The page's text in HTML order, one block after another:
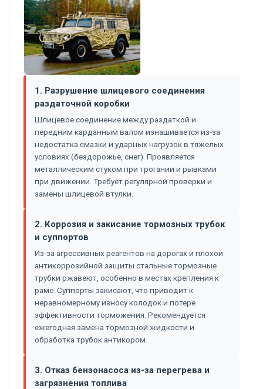
1. Разрушение шлицевого соединения
раздаточной коробки
Шлицевое соединение между раздаткой и
передним карданным валом изнашивается из-за
недостатка смазки и ударных нагрузок в тяжелых
условиях (бездорожье, снег). Проявляется
металлическим стуком при трогании и рывками
при движении. Требует регулярной проверки и
замены шлицевой втулки.
2. Коррозия и закисание тормозных трубок
и суппортов
Из-за агрессивных реагентов на дорогах и плохой
антикоррозийной защиты стальные тормозные
трубки ржавеют, особенно в местах крепления к
раме. Суппорты закисают, что приводит к
неравномерному износу колодок и потере
эффективности торможения. Рекомендуется
ежегодная замена тормозной жидкости и
обработка трубок антикором.
3. Отказ бензонасоса из-за перегрева и
загрязнения топлива